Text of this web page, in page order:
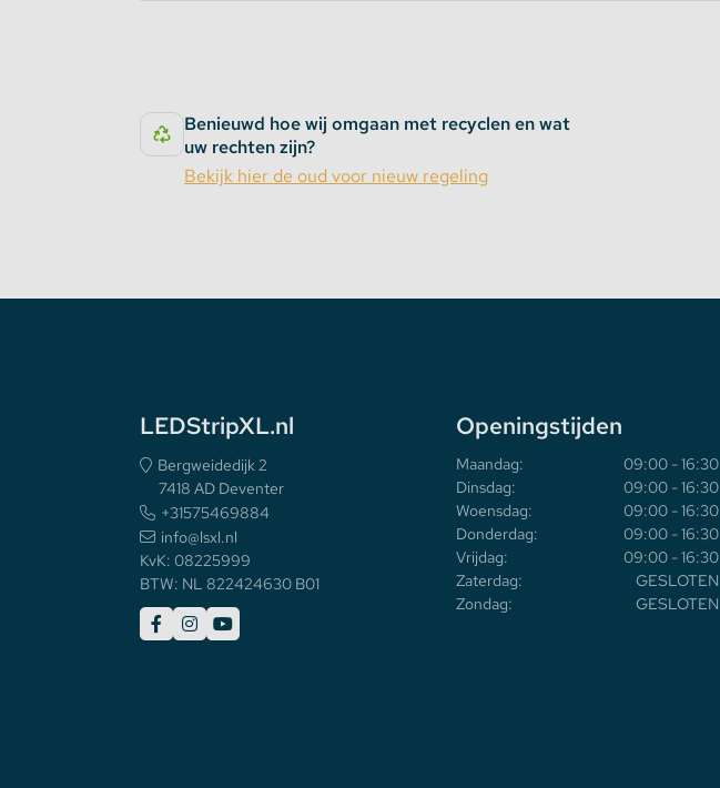
Benieuwd hoe wij omgaan met recyclen en wat
uw rechten zijn?
Bekijk hier de oud voor nieuw regeling
LEDStripXL.nl
Bergweidedijk 2
7418 AD Deventer
+31575469884
info@lsxl.nl
KvK: 08225999
BTW: NL 822424630 B01
Openingstijden
Maandag:
09:00 - 16:30
Dinsdag:
09:00 - 16:30
Woensdag:
09:00 - 16:30
Donderdag:
09:00 - 16:30
Vrijdag:
09:00 - 16:30
Zaterdag:
GESLOTEN
Zondag:
GESLOTEN